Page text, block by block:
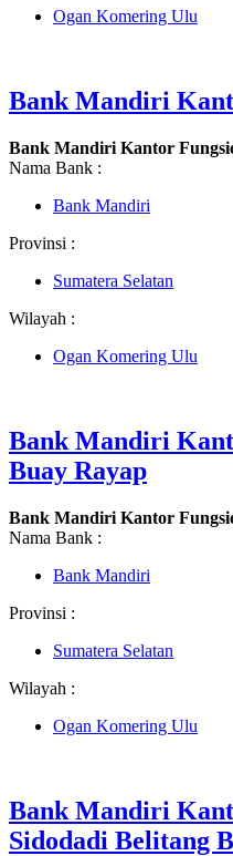
Ogan Komering Ulu
Bank Mandiri
Bank Mandiri Kantor
Nama Bank :
Bank Mandiri
Provinsi :
Sumatera Selatan
Wilayah :
Ogan Komering Ulu
Bank Mandiri
Buay Rayap
Bank Mandiri Kantor
Nama Bank :
Bank Mandiri
Provinsi :
Sumatera Selatan
Wilayah :
Ogan Komering Ulu
Bank Mandiri
Sidodadi Belitang